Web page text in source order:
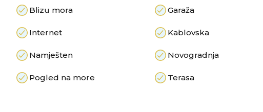
Blizu mora Garaža
Internet Kablovska
Namješten Novogradnja
Pogled na more Terasa